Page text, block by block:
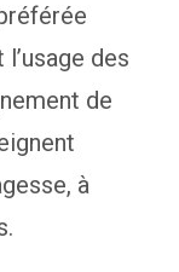
des
de
à